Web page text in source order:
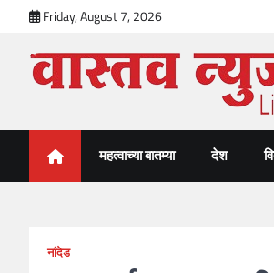
content
Friday, August 7, 2026
महत्वाच्या बातम्या देश
नांदेड